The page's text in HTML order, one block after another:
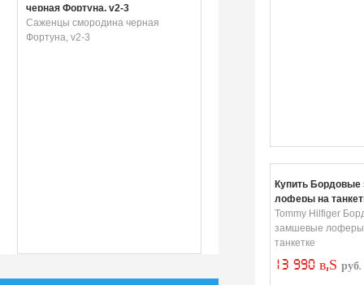
черная Фортуна, v2-3
Саженцы смородина черная
Фортуна, v2-3
Купить
лоферы на
Tommy Hilfiger
замшевые
танкетке
13 990 в‚Ѕ руб.